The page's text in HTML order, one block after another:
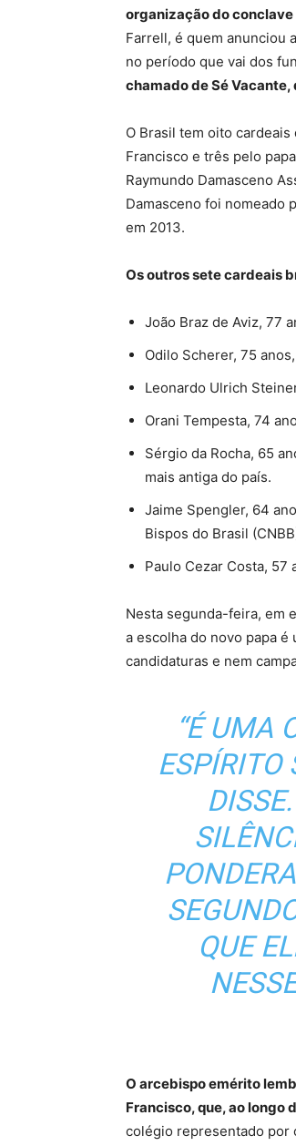
organização do conclave
Farrell, é quem anunciou
no período que vai dos
chamado de Sé Vacante,
O Brasil tem oito
Francisco e três pelo
Raymundo Damasceno
Damasceno foi nomeado
em 2013.
Os outros sete cardeais
João Braz de Aviz, 77
Odilo Scherer, 75
Leonardo Ulrich
Orani Tempesta, 74
Sérgio da Rocha, 65
mais antiga do país.
Jaime Spengler, 64
Bispos do Brasil
Paulo Cezar Costa, 57
Nesta segunda-feira, em
a escolha do novo papa
candidaturas e nem
“É UMA
ESPÍRITO
QUE
O arcebispo emérito
Francisco, que, ao longo
colégio representado por